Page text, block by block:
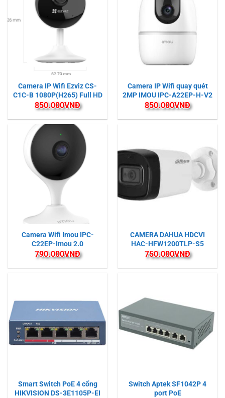
Camera IP Wifi Ezviz CS-
C1C-B 1080P(H265) Full HD
850.000VNĐ
Camera IP Wifi quay quét
2MP IMOU IPC-A22EP-H-V2
850.000VNĐ
Camera Wifi Imou IPC-
C22EP-Imou 2.0
790.000VNĐ
CAMERA DAHUA HDCVI
HAC-HFW1200TLP-S5
750.000VNĐ
Smart Switch PoE 4 cổng
HIKVISION DS-3E1105P-EI
Switch Aptek SF1042P 4
port PoE